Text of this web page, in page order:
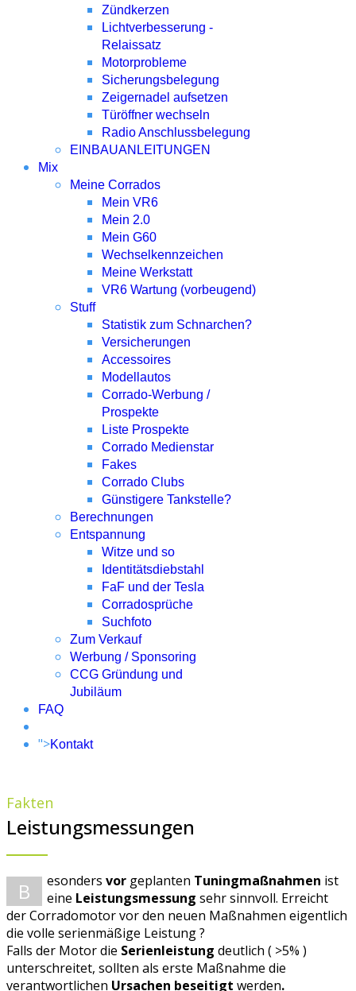
Zündkerzen
Lichtverbesserung -
Relaissatz
Motorprobleme
Sicherungsbelegung
Zeigernadel aufsetzen
Türöffner wechseln
Radio Anschlussbelegung
EINBAUANLEITUNGEN
Mix
Meine Corrados
Mein VR6
Mein 2.0
Mein G60
Wechselkennzeichen
Meine Werkstatt
VR6 Wartung (vorbeugend)
Stuff
Statistik zum Schnarchen?
Versicherungen
Accessoires
Modellautos
Corrado-Werbung /
Prospekte
Liste Prospekte
Corrado Medienstar
Fakes
Corrado Clubs
Günstigere Tankstelle?
Berechnungen
Entspannung
Witze und so
Identitätsdiebstahl
FaF und der Tesla
Corradosprüche
Suchfoto
Zum Verkauf
Werbung / Sponsoring
CCG Gründung und
Jubiläum
FAQ
">Kontakt
Fakten
Leistungsmessungen
B esonders vor geplanten Tuningmaßnahmen ist
eine Leistungsmessung sehr sinnvoll. Erreicht
der Corradomotor vor den neuen Maßnahmen eigentlich
die volle serienmäßige Leistung ?
Falls der Motor die Serienleistung deutlich ( >5% )
unterschreitet, sollten als erste Maßnahme die
verantwortlichen Ursachen beseitigt werden.